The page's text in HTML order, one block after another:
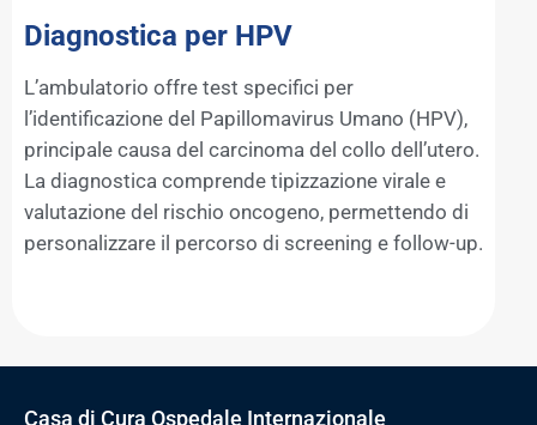
Diagnostica per HPV
L’ambulatorio offre test specifici per
l’identificazione del Papillomavirus Umano (HPV),
principale causa del carcinoma del collo dell’utero.
La diagnostica comprende tipizzazione virale e
valutazione del rischio oncogeno, permettendo di
personalizzare il percorso di screening e follow-up.
Casa di Cura Ospedale Internazionale